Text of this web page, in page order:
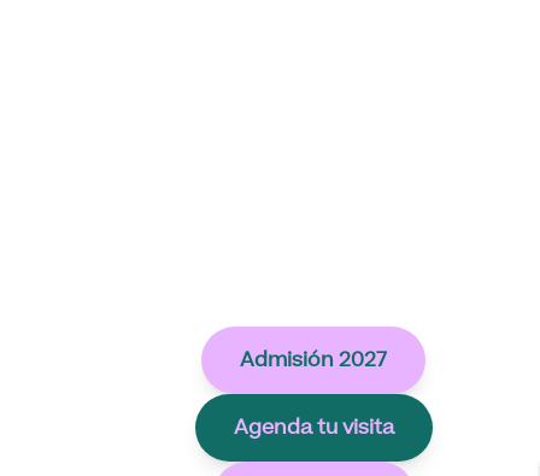
Admisión 2027
Agenda tu visita